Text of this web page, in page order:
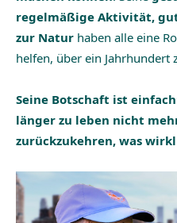
regelmäßige Aktivität,
zur Natur haben alle eine
helfen, über ein Jahrhundert
Seine Botschaft ist
länger zu leben nicht
zurückzukehren, was